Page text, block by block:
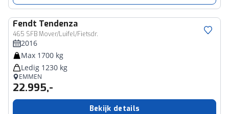
Fendt Tendenza
465 SFB Mover/Luifel/Fietsdr.
2016
Max 1700 kg
Ledig 1230 kg
EMMEN
22.995,-
Bekijk details